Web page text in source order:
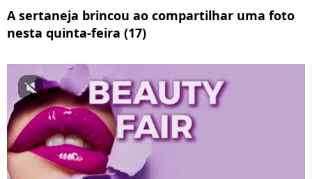
A sertaneja brincou ao compartilhar uma foto
nesta quinta-feira (17)